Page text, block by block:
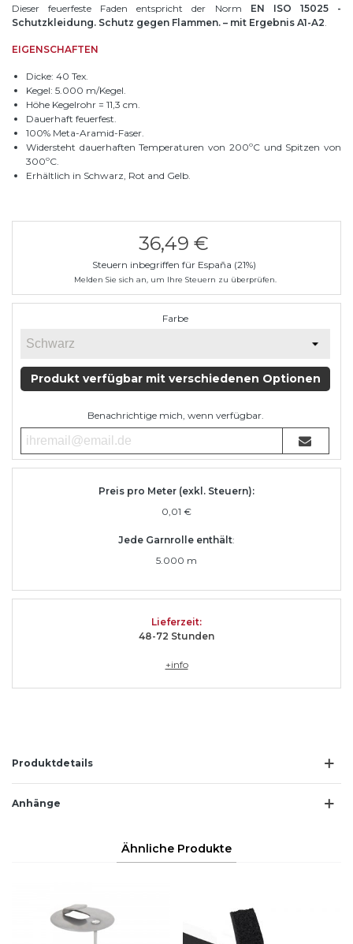
Dieser feuerfeste Faden entspricht der Norm EN ISO 15025 -
Schutzkleidung. Schutz gegen Flammen. – mit Ergebnis A1-A2.
EIGENSCHAFTEN
Dicke: 40 Tex.
Kegel: 5.000 m/Kegel.
Höhe Kegelrohr = 11,3 cm.
Dauerhaft feuerfest.
100% Meta-Aramid-Faser.
Widersteht dauerhaften Temperaturen von 200ºC und Spitzen von
300ºC.
Erhältlich in Schwarz, Rot and Gelb.
36,49 €
Steuern inbegriffen für España (21%)
Melden Sie sich an, um Ihre Steuern zu überprüfen.
Farbe
Produkt verfügbar mit verschiedenen Optionen
Benachrichtige mich, wenn verfügbar.
Preis pro Meter (exkl. Steuern):
0,01 €
Jede Garnrolle enthält:
5.000 m
Lieferzeit:
48-72 Stunden
+info
Produktdetails
Anhänge
Ähnliche Produkte